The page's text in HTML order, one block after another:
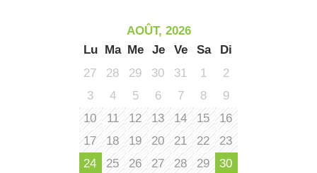
AOÛT, 2026
Lu
Ma Me Je Ve Sa
Di
27
28 29 30 31 1
2
3
4 5 6 7 8
9
10
11 12 13 14 15
16
17
18 19 20 21 22
23
24
25 26 27 28 29
30